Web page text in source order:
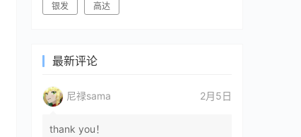
银发
高达
最新评论
尼禄sama 2月5日
thank you！